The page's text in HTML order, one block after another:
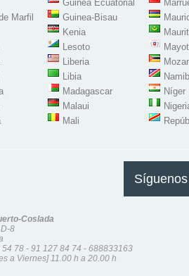
Marfil
Guinea Ecuatorial
Guinea-Bisau
Kenia
Lesoto
Liberia
Libia
Madagascar
Malaui
Mali
Níger
Coslada
8
54 78 - 91 127 84 74 - 688833163
a Viernes] 11.00 h a 20.00 h